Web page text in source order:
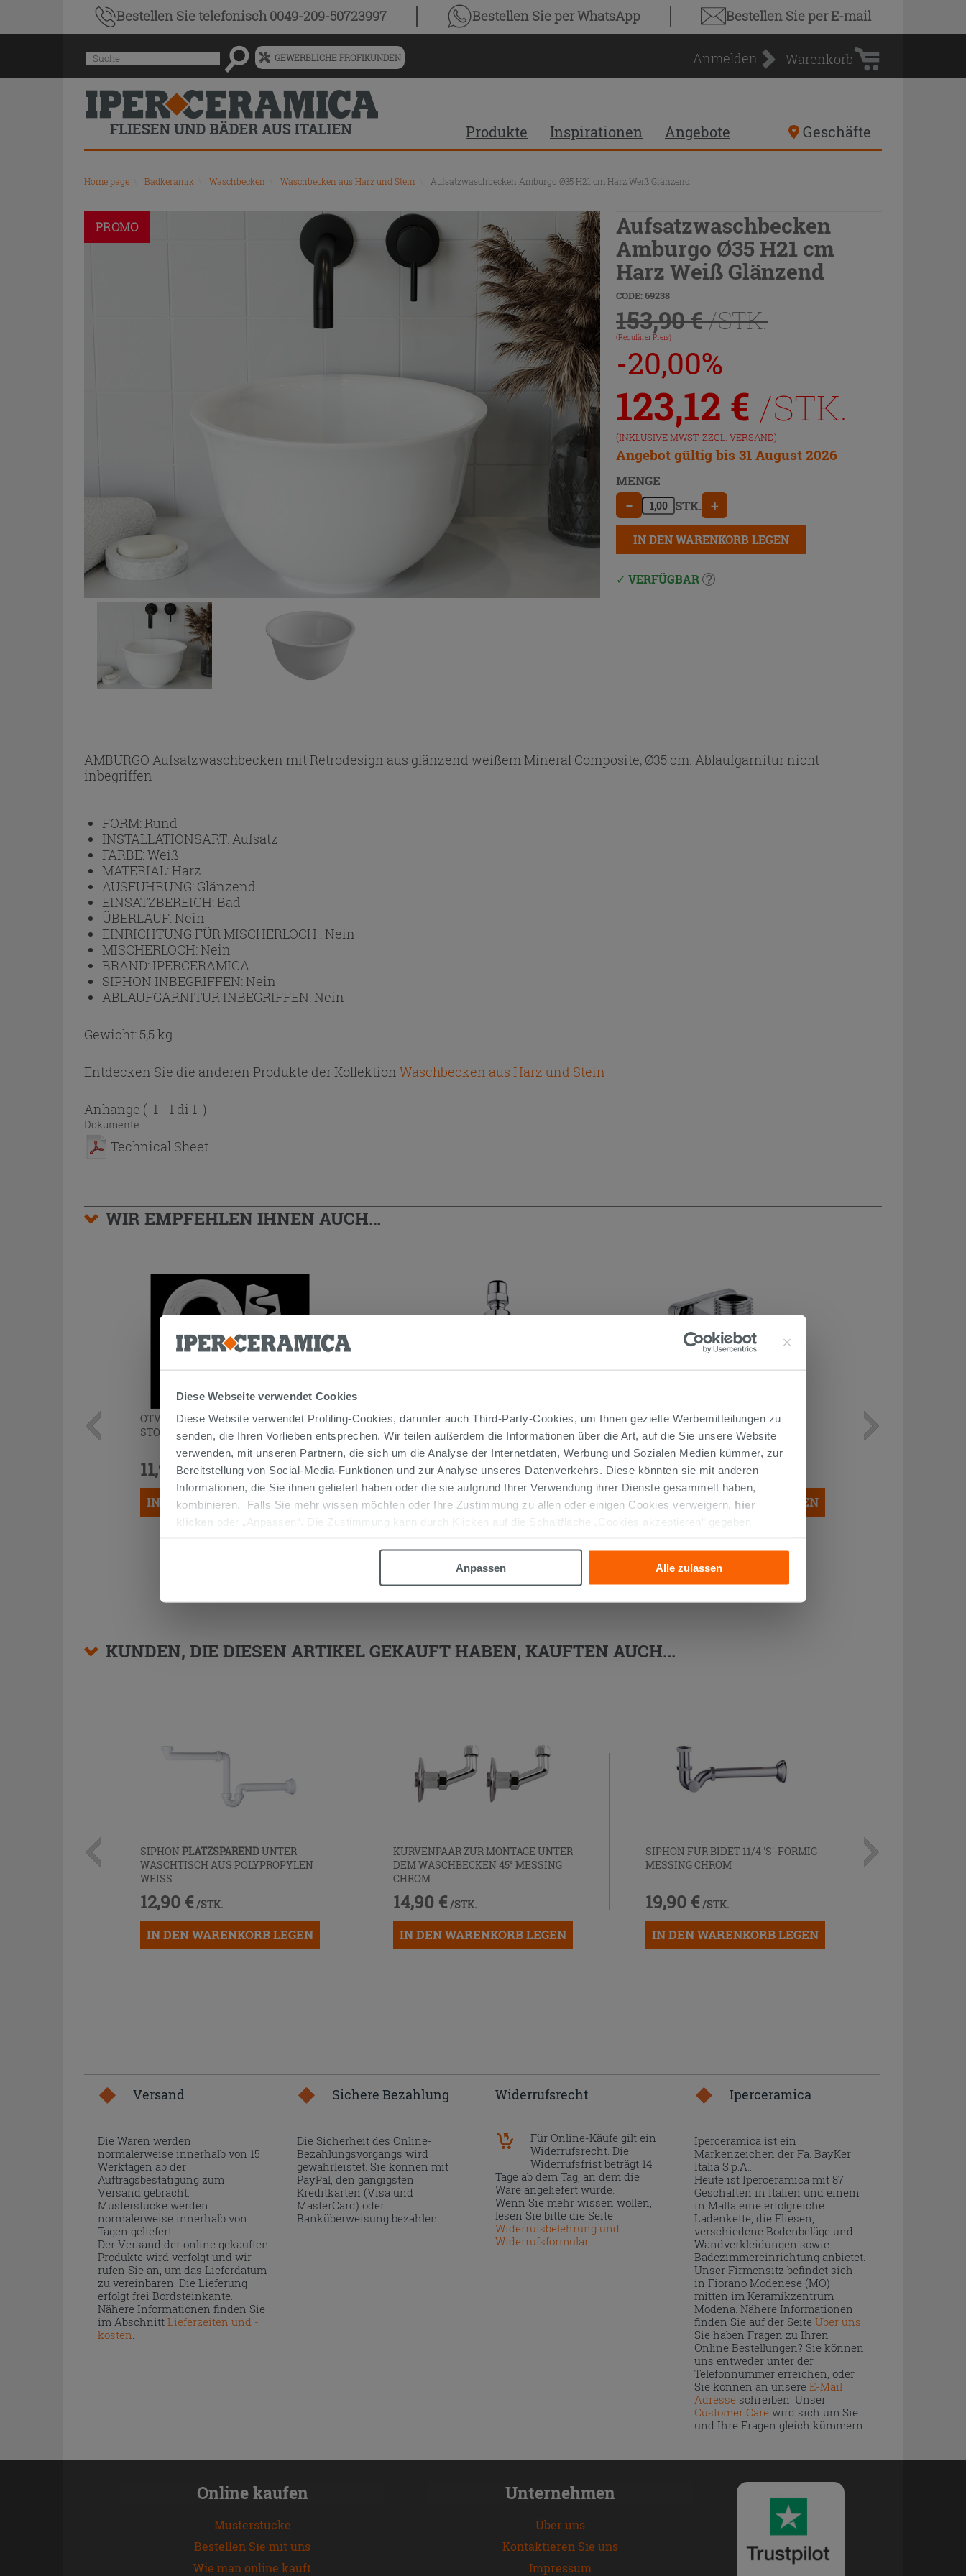
Diese Webseite verwendet Cookies
Diese Website verwendet Profiling-Cookies, darunter auch Third-Party-Cookies, um Ihnen gezielte Werbemitteilungen zu
senden, die Ihren Vorlieben entsprechen. Wir teilen außerdem die Informationen über die Art, auf die Sie unsere Website
verwenden, mit unseren Partnern, die sich um die Analyse der Internetdaten, Werbung und Sozialen Medien kümmer, zur
Bereitstellung von Social-Media-Funktionen und zur Analyse unseres Datenverkehrs. Diese könnten sie mit anderen
Informationen, die Sie ihnen geliefert haben oder die sie aufgrund Ihrer Verwendung ihrer Dienste gesammelt haben,
kombinieren. Falls Sie mehr wissen möchten oder Ihre Zustimmung zu allen oder einigen Cookies verweigern, hier
klicken
oder „Anpassen“. Die Zustimmung kann durch Klicken auf die Schaltfläche „Cookies akzeptieren“ gegeben
Anpassen
Alle zulassen
Bestellen Sietelefonisch 0049-209-50723997 Bestellen Sieper WhatsApp Bestellen Sieper E-mail
Menü
für
vorgeschlagenen
Siteinhalt
und
Suchprotokoll
Suche GEWERBLICHE PROFIKUNDEN Anmelden
Warenkorb
Warenkorb
Produkte Inspirationen Angebote Geschäfte
Home page Badkeramik Waschbecken Waschbecken aus Harz und Stein Aufsatzwaschbecken Amburgo Ø35 H21 cm Harz Weiß Glänzend
PROMO
Aufsatzwaschbecken
Amburgo Ø35 H21 cm
Harz Weiß Glänzend
CODE: 69238
153,90 €/STK.
(Regulärer Preis)
-20,00%
123,12 € /STK.
(INKLUSIVE MWST. ZZGL. VERSAND)
Angebot gültig bis 31 August 2026
MENGE
− STK. +
IN DEN WARENKORB LEGEN
VERFÜGBAR
AMBURGO Aufsatzwaschbecken mit Retrodesign aus glänzend weißem Mineral Composite, Ø35 cm. Ablaufgarnitur nicht
inbegriffen
FORM:Rund
INSTALLATIONSART:Aufsatz
FARBE:Weiß
MATERIAL:Harz
AUSFÜHRUNG: Glänzend
EINSATZBEREICH:Bad
ÜBERLAUF:Nein
EINRICHTUNG FÜR MISCHERLOCH :Nein
MISCHERLOCH:Nein
BRAND: IPERCERAMICA
SIPHON INBEGRIFFEN:Nein
ABLAUFGARNITUR INBEGRIFFEN:Nein
Gewicht: 5,5 kg
Entdecken Sie die anderen Produkte der Kollektion Waschbecken aus Harz und Stein
Anhänge ( 1 - 1 di 1 )
Dokumente
Technical Sheet
WIR EMPFEHLEN IHNEN AUCH…
OTVAL ZIG-ZAG UNIVERSAL-
STOSSSCHUTZSATZ FÜR SANITÄRE
11,90 € /STK.
IN DEN WARENKORB LEGEN
WASSERHAHN ZUR MONTAGE
UNTER DEM WASCHBECKEN MIT
12,90 € /STK.
IN DEN WARENKORB LEGEN
WASSERHAHN ZUR MONTAGE
UNTER DEM WASCHBECKEN
14,90 € /STK.
IN DEN WARENKORB LEGEN
KUNDEN, DIE DIESEN ARTIKEL GEKAUFT HABEN, KAUFTEN AUCH...
SIPHONPLATZSPARENDUNTER
WASCHTISCH AUS POLYPROPYLEN
WEISS
12,90 € /STK.
IN DEN WARENKORB LEGEN
KURVENPAAR ZUR MONTAGE UNTER
DEM WASCHBECKEN 45° MESSING
CHROM
14,90 € /STK.
IN DEN WARENKORB LEGEN
SIPHON FÜR BIDET 11/4 'S'-FÖRMIG
MESSING CHROM
19,90 € /STK.
IN DEN WARENKORB LEGEN
Versand
Die Waren werden
normalerweise innerhalb von 15
Werktagen ab der
Auftragsbestätigung zum
Versand gebracht.
Musterstücke werden
normalerweise innerhalb von
Tagen geliefert.
Der Versand der online gekauften
Produkte wird verfolgt und wir
rufen Sie an, um das Lieferdatum
zu vereinbaren. Die Lieferung
erfolgt frei Bordsteinkante.
Nähere Informationen finden Sie
im Abschnitt Lieferzeiten und -
kosten.
Sichere Bezahlung
Die Sicherheit des Online-
Bezahlungsvorgangs wird
gewährleistet. Sie können mit
PayPal, den gängigsten
Kreditkarten (Visa und
MasterCard) oder
Banküberweisung bezahlen.
Widerrufsrecht
Für Online-Käufe gilt ein
Widerrufsrecht. Die
Widerrufsfrist beträgt 14
Tage ab dem Tag, an dem die
Ware angeliefert wurde.
Wenn Sie mehr wissen wollen,
lesen Sie bitte die Seite
Widerrufsbelehrung und
Widerrufsformular.
Iperceramica
Iperceramica ist ein
Markenzeichen der Fa. BayKer
Italia S.p.A..
Heute ist Iperceramica mit 87
Geschäften in Italien und einem
in Malta eine erfolgreiche
Ladenkette, die Fliesen,
verschiedene Bodenbeläge und
Wandverkleidungen sowie
Badezimmereinrichtung anbietet.
Unser Firmensitz befindet sich
in Fiorano Modenese (MO)
mitten im Keramikzentrum
Modena. Nähere Informationen
finden Sie auf der Seite Über uns.
Sie haben Fragen zu Ihren
Online Bestellungen? Sie können
uns entweder unter der
Telefonnummer erreichen, oder
Sie können an unsere E-Mail
Adresseschreiben. Unser
Customer Carewird sich um Sie
und Ihre Fragen gleich kümmern.
Online kaufen
Musterstücke
Bestellen Sie mit uns
Wie man online kauft
Unternehmen
Über uns
Kontaktieren Sie uns
Impressum